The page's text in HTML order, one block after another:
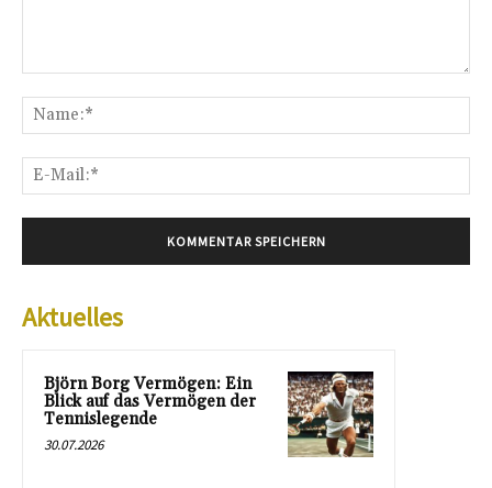
Aktuelles
Björn Borg Vermögen: Ein
Blick auf das Vermögen der
Tennislegende
30.07.2026